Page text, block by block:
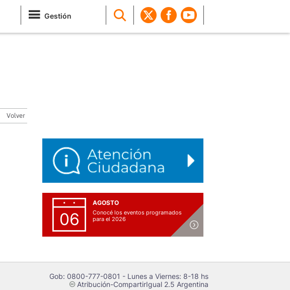
Gestión
Volver
06
AGOSTO
Conocé los eventos programados
para el 2026
Gob: 0800-777-0801 - Lunes a Viernes: 8-18 hs
cAtribución-CompartirIgual 2.5 Argentina